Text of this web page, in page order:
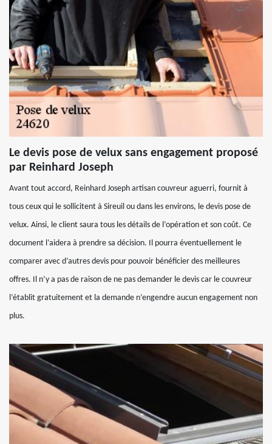
Le devis pose de velux sans engagement proposé
par Reinhard Joseph
Avant tout accord, Reinhard Joseph artisan couvreur aguerri, fournit à
tous ceux qui le sollicitent à Sireuil ou dans les environs, le devis pose de
velux. Ainsi, le client saura tous les détails de l’opération et son coût. Ce
document l’aidera à prendre sa décision. Il pourra éventuellement le
comparer avec d’autres devis pour pouvoir bénéficier des meilleures
offres. Il n’y a pas de raison de ne pas demander le devis car le couvreur
l’établit gratuitement et la demande n’engendre aucun engagement non
plus.